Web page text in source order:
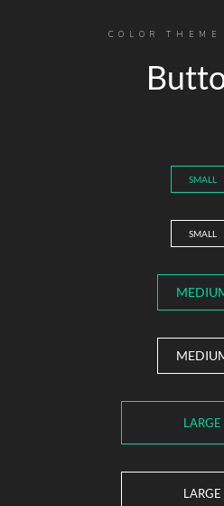
COLOR
SMALL
SMALL
LARGE
LARGE